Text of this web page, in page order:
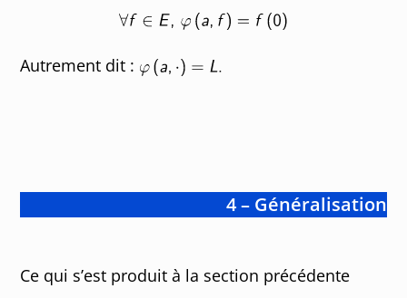
Autrement dit :
4 – Généralisation
Ce qui s’est produit à la section précédente